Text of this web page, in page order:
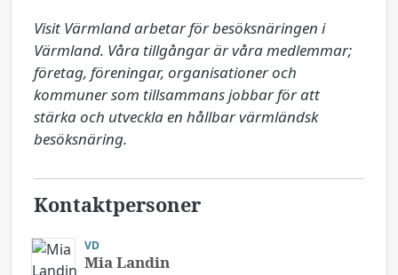
Visit Värmland arbetar för besöksnäringen i
Värmland. Våra tillgångar är våra medlemmar;
företag, föreningar, organisationer och
kommuner som tillsammans jobbar för att
stärka och utveckla en hållbar värmländsk
besöksnäring.
Kontaktpersoner
VD
Mia Landin